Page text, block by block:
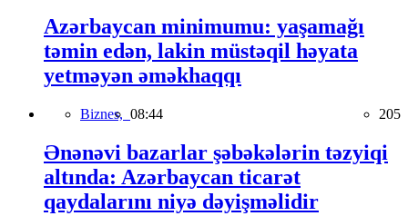
Azərbaycan minimumu: yaşamağı
təmin edən, lakin müstəqil həyata
yetməyən əməkhaqqı
Biznes, 08:44 205
Ənənəvi bazarlar şəbəkələrin təzyiqi
altında: Azərbaycan ticarət
qaydalarını niyə dəyişməlidir